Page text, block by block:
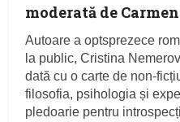
moderată de
Autoare a optsprezece
la public, Cristina
dată cu o carte de non-
filosofia, psihologia și
pledoarie pentru